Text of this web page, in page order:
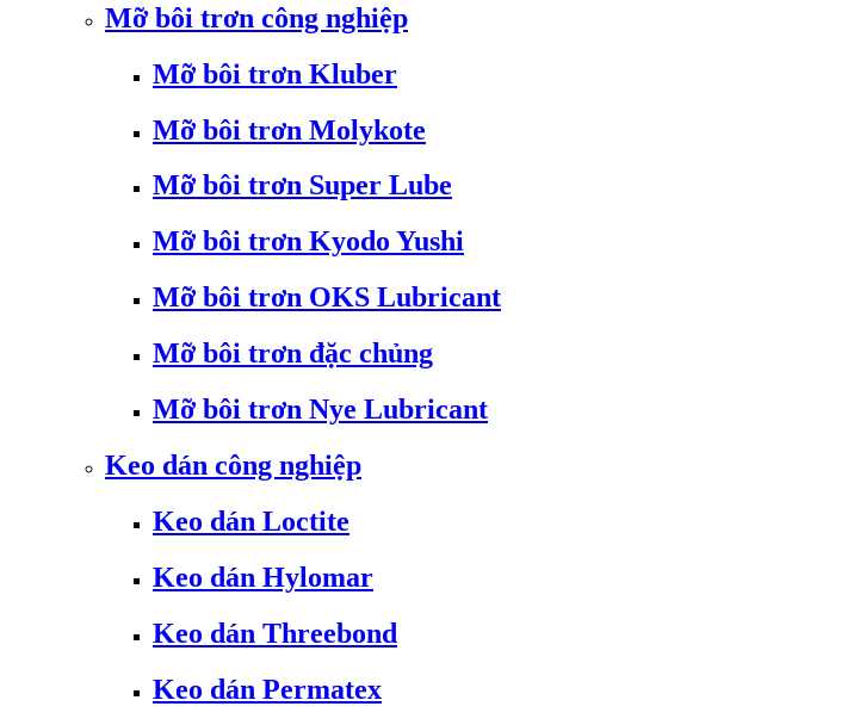
Mỡ bôi trơn công nghiệp
Mỡ bôi trơn Kluber
Mỡ bôi trơn Molykote
Mỡ bôi trơn Super Lube
Mỡ bôi trơn Kyodo Yushi
Mỡ bôi trơn OKS Lubricant
Mỡ bôi trơn đặc chủng
Mỡ bôi trơn Nye Lubricant
Keo dán công nghiệp
Keo dán Loctite
Keo dán Hylomar
Keo dán Threebond
Keo dán Permatex